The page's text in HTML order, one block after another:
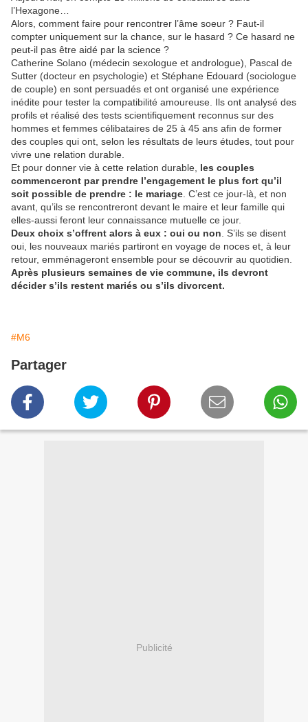
l’Hexagone…
Alors, comment faire pour rencontrer l’âme soeur ? Faut-il
compter uniquement sur la chance, sur le hasard ? Ce hasard ne
peut-il pas être aidé par la science ?
Catherine Solano (médecin sexologue et andrologue), Pascal de
Sutter (docteur en psychologie) et Stéphane Edouard (sociologue
de couple) en sont persuadés et ont organisé une expérience
inédite pour tester la compatibilité amoureuse. Ils ont analysé des
profils et réalisé des tests scientifiquement reconnus sur des
hommes et femmes célibataires de 25 à 45 ans afin de former
des couples qui ont, selon les résultats de leurs études, tout pour
vivre une relation durable.
Et pour donner vie à cette relation durable, les couples
commenceront par prendre l’engagement le plus fort qu’il
soit possible de prendre : le mariage . C’est ce jour-là, et non
avant, qu’ils se rencontreront devant le maire et leur famille qui
elles-aussi feront leur connaissance mutuelle ce jour.
Deux choix s’offrent alors à eux : oui ou non . S’ils se disent
oui, les nouveaux mariés partiront en voyage de noces et, à leur
retour, emménageront ensemble pour se découvrir au quotidien.
Après plusieurs semaines de vie commune, ils devront
décider s’ils restent mariés ou s’ils divorcent.
#M6
Partager
Publicité